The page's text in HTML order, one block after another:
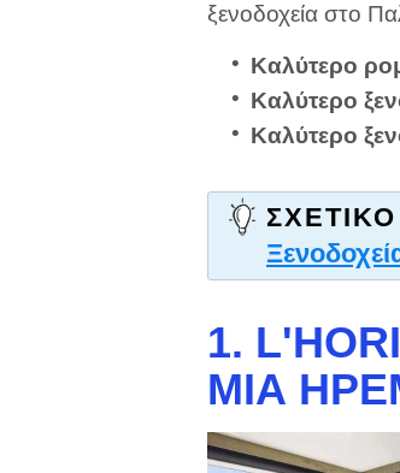
ξενοδοχεία στο
Καλύτερο
Καλύτερο
Καλύτερο
1.
ΜΙΑ